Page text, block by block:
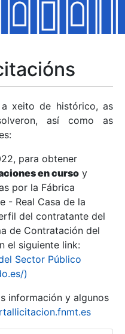
xeito de histórico, as
así como as
para obtener
en curso y
por la Fábrica
- Real Casa de la
del contratante del
de Contratación del
el siguiente link:
Sector Público
)
información y algunos